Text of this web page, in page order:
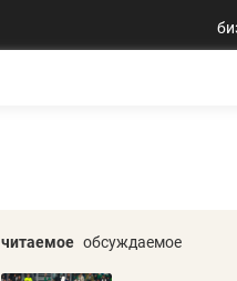
читаемое обсуждаемое